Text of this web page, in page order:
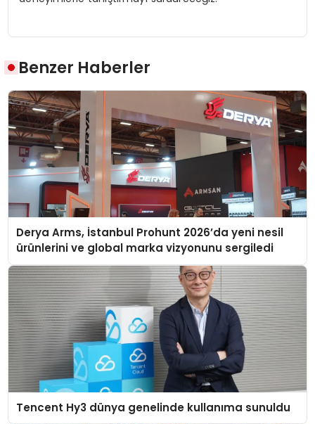
Benzer Haberler
Derya Arms, İstanbul Prohunt 2026’da yeni nesil
ürünlerini ve global marka vizyonunu sergiledi
Tencent Hy3 dünya genelinde kullanıma sunuldu